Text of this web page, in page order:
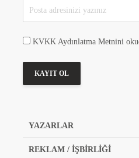
KVKK Aydınlatma Metnini
YAZARLAR
REKLAM / İŞBİRLİĞİ